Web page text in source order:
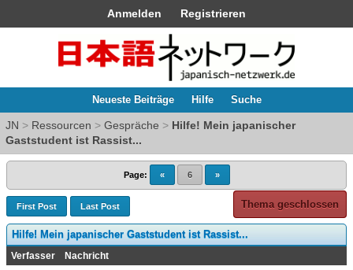
Anmelden Registrieren
Neueste Beiträge Hilfe Suche
JN > Ressourcen > Gespräche > Hilfe! Mein japanischer
Gaststudent ist Rassist...
Page: « 6 »
First Post Last Post Thema geschlossen
Hilfe! Mein japanischer Gaststudent ist Rassist...
Verfasser Nachricht